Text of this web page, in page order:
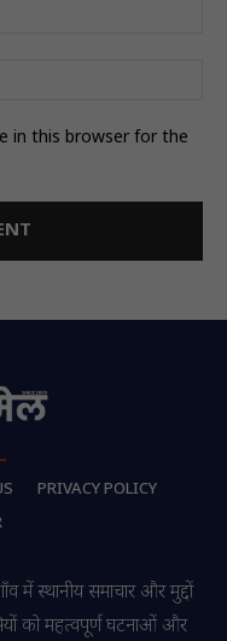
in this browser for the
PRIVACY POLICY
में स्थानीय समाचार और मुद्दों
को महत्वपूर्ण घटनाओं और